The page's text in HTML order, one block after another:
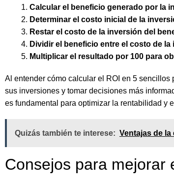
Calcular el beneficio generado por la
Determinar el costo inicial de la
Restar el costo de la inversión del
Dividir el beneficio entre el costo de la
Multiplicar el resultado por 100 para
Al entender cómo calcular el ROI en 5
sus inversiones y tomar decisiones más
es fundamental para optimizar la rentabilidad y
Quizás también te interese: Ventajas de
Consejos para mejorar